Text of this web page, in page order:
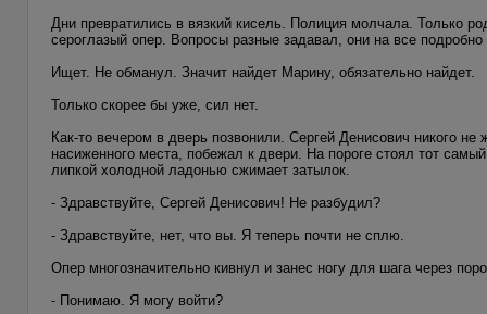
Дни превратились в вязкий кисель. Полиция молчала. Только
сероглазый опер. Вопросы разные задавал, они на все
Ищет. Не обманул. Значит найдет Марину, обязательно найдет.
Только скорее бы уже, сил нет.
Как-то вечером в дверь позвонили. Сергей Денисович никого
насиженного места, побежал к двери. На пороге стоял тот
липкой холодной ладонью сжимает затылок.
- Здравствуйте, Сергей Денисович! Не разбудил?
- Здравствуйте, нет, что вы. Я теперь почти не сплю.
Опер многозначительно кивнул и занес ногу для шага через
- Понимаю. Я могу войти?